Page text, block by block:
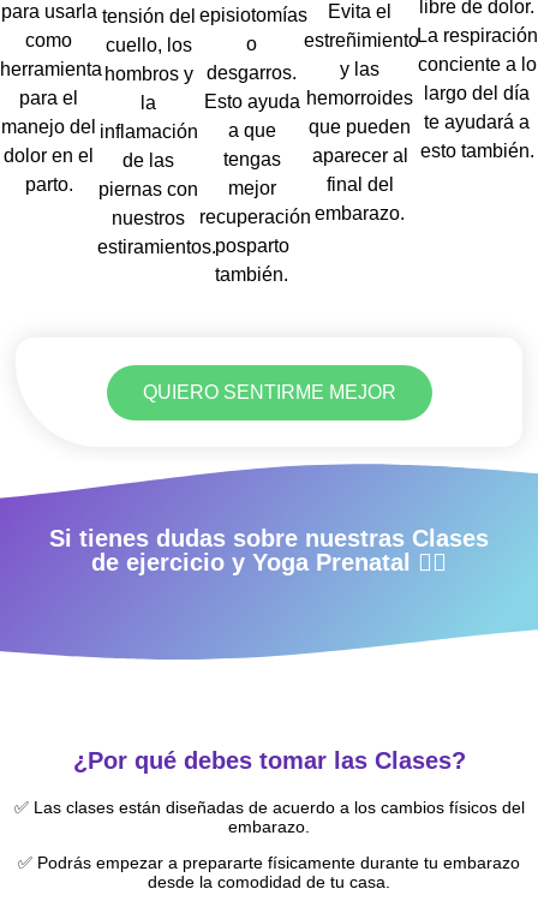
para usarla
como
herramienta
para el
manejo del
dolor en el
parto.
tensión del
cuello, los
hombros y
la
inflamación
de las
piernas con
nuestros
estiramientos.
episiotomías
o
desgarros.
Esto ayuda
a que
tengas
mejor
recuperación
posparto
también.
Evita el
estreñimiento
y las
hemorroides
que pueden
aparecer al
final del
embarazo.
libre de dolor.
La respiración
conciente a lo
largo del día
te ayudará a
esto también.
QUIERO SENTIRME MEJOR
Si tienes dudas sobre nuestras Clases
de ejercicio y Yoga Prenatal 👇🏻
¿Por qué debes tomar las Clases?
✅ Las clases están diseñadas de acuerdo a los cambios físicos del
embarazo.
✅ Podrás empezar a prepararte físicamente durante tu embarazo
desde la comodidad de tu casa.